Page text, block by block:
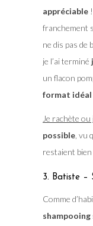
appréciable!
franchement
ne dis pas de
je l’ai terminé
un flacon
format idéal
Je rachète ou
possible, vu
restaient
3. Batiste –
Comme
shampooing